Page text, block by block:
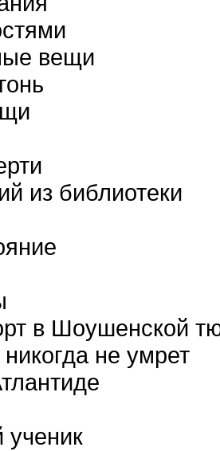
вещи
из библиотеки
в Шоушенской
не умрет